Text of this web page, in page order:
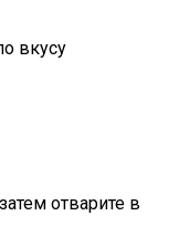
вкусу
отварите в